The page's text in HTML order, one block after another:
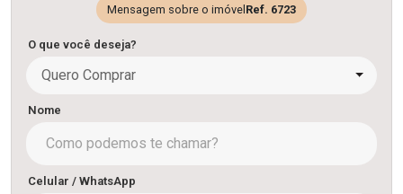
Mensagem sobre o imóvel Ref. 6723
O que você deseja?
Quero Comprar
Nome
Celular / WhatsApp